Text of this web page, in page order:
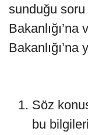
sunduğu
Söz
bu